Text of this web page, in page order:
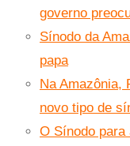
governo
Sínodo da
papa
Na Amazônia,
novo tipo de
O Sínodo para